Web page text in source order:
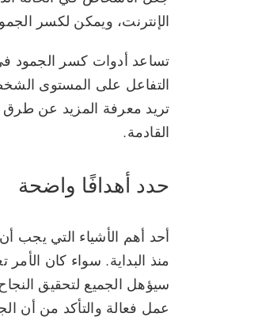
الإنترنت، ويمكن لكسر
تساعد أدوات كسر الجمود
التفاعل على المستوى
تريد معرفة المزيد عن طرق
القادمة.
حدد أهدافًا واضحة
أحد أهم الأشياء التي يجب
منذ البداية. سواء كان
سيؤهل الجميع لتحقيق
عمل فعالة والتأكد من أن